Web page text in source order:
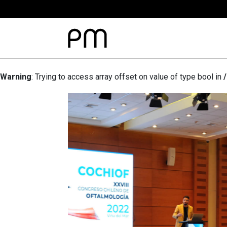
Warning: Trying to access array offset on value of type bool in